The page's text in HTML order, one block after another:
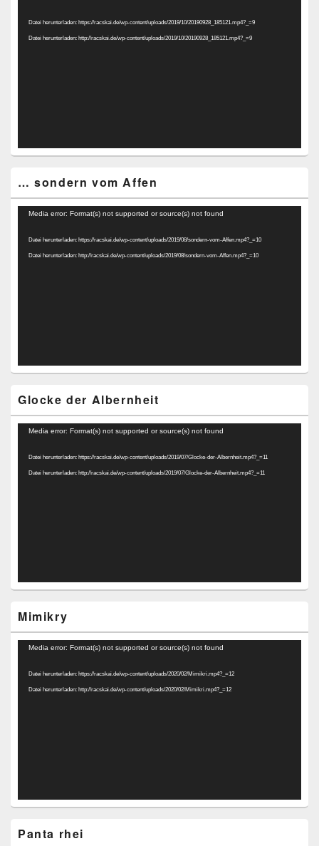
Datei herunterladen: https://racskai.de/wp-content/uploads/2019/10/20190928_185121.mp4?_=9
Datei herunterladen: http://racskai.de/wp-content/uploads/2019/10/20190928_185121.mp4?_=9
… sondern vom Affen
Video-
Media error: Format(s) not supported or source(s) not found
Datei herunterladen: https://racskai.de/wp-content/uploads/2019/08/sondern-vom-Affen.mp4?_=10
Datei herunterladen: http://racskai.de/wp-content/uploads/2019/08/sondern-vom-Affen.mp4?_=10
Glocke der Albernheit
Video-
Media error: Format(s) not supported or source(s) not found
Datei herunterladen: https://racskai.de/wp-content/uploads/2019/07/Glocke-der-Albernheit.mp4?_=11
Datei herunterladen: http://racskai.de/wp-content/uploads/2019/07/Glocke-der-Albernheit.mp4?_=11
Mimikry
Video-
Media error: Format(s) not supported or source(s) not found
Datei herunterladen: https://racskai.de/wp-content/uploads/2020/02/Mimikri.mp4?_=12
Datei herunterladen: http://racskai.de/wp-content/uploads/2020/02/Mimikri.mp4?_=12
Panta rhei